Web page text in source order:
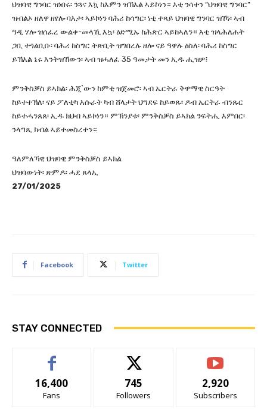
ህዝባዊ ግንባር ዝነበሩ፡ ንጓና እኳ ከእምን ዝኽእል ኣይኮነን። እቲ ንሳተን “ህዝባዊ ግንባር”
ዝብልኦ ዘለዋ ዘየሎ ባእታ፡ ኣይኮነን ባሕሪ ከሳግር፡ ነቲ ተጻይ ህዝባዊ ግንባር ዝኾነ፡ ኣብ
ዓዲ ሃሎ ዝሰፈረ ውልቀ-መላኺ እኳ፡ ዕድሚኡ ከሕጽር ኣይከኣለን። እቲ ዝላሕለሐት
ጋቢ ተጎልቢቡ፡ ባሕሪ ከስግር ትጽቢት ዝግበረሉ ዘሎ ናይ ዓዋሉ ዕስለ፡ ባሕሪ ከስግር
ይኽእል ኔሩ እንትዝኸውን፡ ኣብ ዝሓለፈ 35 ዓመታት መን ኢዱ ሒዝዎ፧
ምንቅስቓስ ይኣክል፡ ሕጂ`ውን ከምቲ ዝጀመሮ፡ ኣብ ኤርትራ ቅዋማዊ ስርዓት
ከይተተኽለ፡ ናይ ፖለቲካ እሱራት ካብ ሸላታት ህግደፍ ከይወጹ፡ ዶብ ኤርትራ ብንጹር
ከይተሓንጸጸ፡ ኢዱ ክህብ ኣይኮነን። ምኽንያቱ፡ ምንቅስቓስ ይኣክል ንፍትሒ እምበር፡
ንላግጺ ክብል ኣይተመስረተን።
ዓለምለኻዊ ህዝባዊ ምንቅስቓስ ይኣክል
ህዝባውነት፡ ጽምዶ፡ ሓደ ጸላኢ
27/01/2025
Facebook Twitter
STAY CONNECTED
16,400
Fans
745
Followers
2,920
Subscribers